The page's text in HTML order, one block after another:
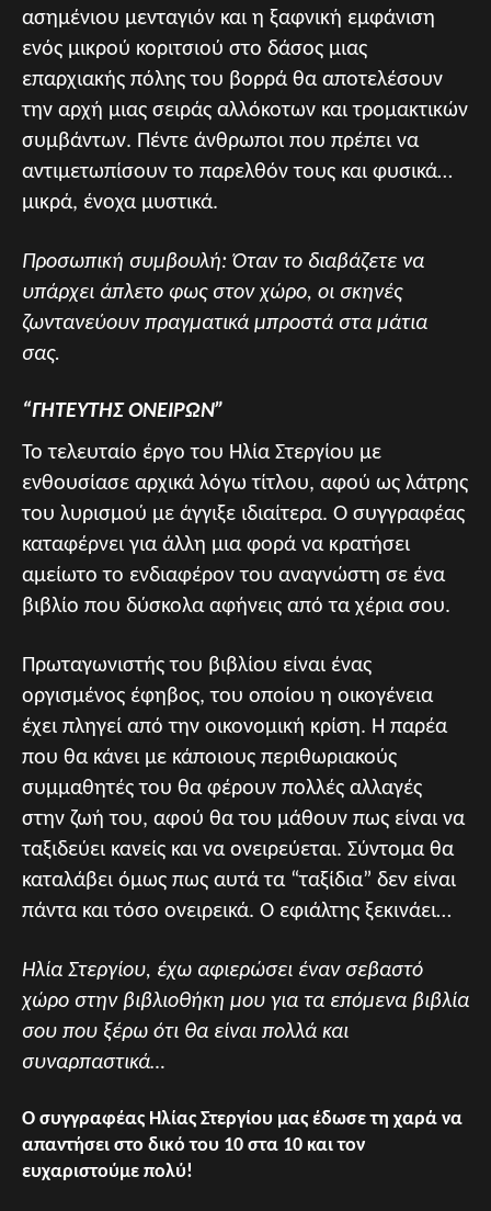
ασημένιου μενταγιόν και η ξαφνική εμφάνιση
ενός μικρού κοριτσιού στο δάσος μιας
επαρχιακής πόλης του βορρά θα αποτελέσουν
την αρχή μιας σειράς αλλόκοτων και τρομακτικών
συμβάντων. Πέντε άνθρωποι που πρέπει να
αντιμετωπίσουν το παρελθόν τους και φυσικά…
μικρά, ένοχα μυστικά.
Προσωπική συμβουλή: Όταν το διαβάζετε να
υπάρχει άπλετο φως στον χώρο, οι σκηνές
ζωντανεύουν πραγματικά μπροστά στα μάτια
σας.
“ΓΗΤΕΥΤΗΣ ΟΝΕΙΡΩΝ”
Το τελευταίο έργο του Ηλία Στεργίου με
ενθουσίασε αρχικά λόγω τίτλου, αφού ως λάτρης
του λυρισμού με άγγιξε ιδιαίτερα. Ο συγγραφέας
καταφέρνει για άλλη μια φορά να κρατήσει
αμείωτο το ενδιαφέρον του αναγνώστη σε ένα
βιβλίο που δύσκολα αφήνεις από τα χέρια σου.
Πρωταγωνιστής του βιβλίου είναι ένας
οργισμένος έφηβος, του οποίου η οικογένεια
έχει πληγεί από την οικονομική κρίση. Η παρέα
που θα κάνει με κάποιους περιθωριακούς
συμμαθητές του θα φέρουν πολλές αλλαγές
στην ζωή του, αφού θα του μάθουν πως είναι να
ταξιδεύει κανείς και να ονειρεύεται. Σύντομα θα
καταλάβει όμως πως αυτά τα “ταξίδια” δεν είναι
πάντα και τόσο ονειρεικά. Ο εφιάλτης ξεκινάει…
Ηλία Στεργίου, έχω αφιερώσει έναν σεβαστό
χώρο στην βιβλιοθήκη μου για τα επόμενα βιβλία
σου που ξέρω ότι θα είναι πολλά και
συναρπαστικά…
Ο συγγραφέας Ηλίας Στεργίου μας έδωσε τη χαρά να
απαντήσει στο δικό του 10 στα 10 και τον
ευχαριστούμε πολύ!